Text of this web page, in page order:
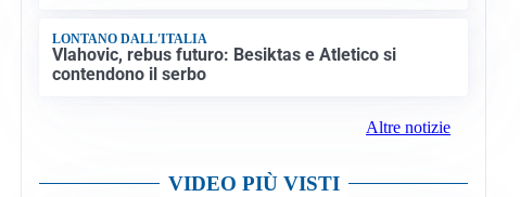
LONTANO DALL'ITALIA
Vlahovic, rebus futuro: Besiktas e Atletico si
contendono il serbo
Altre notizie
VIDEO PIÙ VISTI